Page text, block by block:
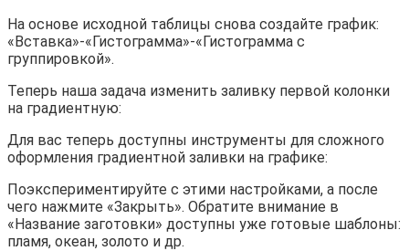
На основе исходной таблицы снова создайте график:
«Вставка»-«Гистограмма»-«Гистограмма с
группировкой».
Теперь наша задача изменить заливку первой колонки
на градиентную:
Для вас теперь доступны инструменты для сложного
оформления градиентной заливки на графике:
Поэкспериментируйте с этими настройками, а после
чего нажмите «Закрыть». Обратите внимание в
«Название заготовки» доступны уже готовые шаблоны:
пламя, океан, золото и др.